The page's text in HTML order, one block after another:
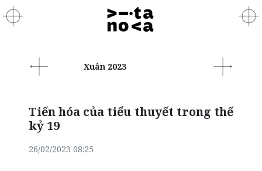
Xuân 2023
Tiến hóa của tiểu thuyết trong thế
kỷ 19
26/02/2023 08:25